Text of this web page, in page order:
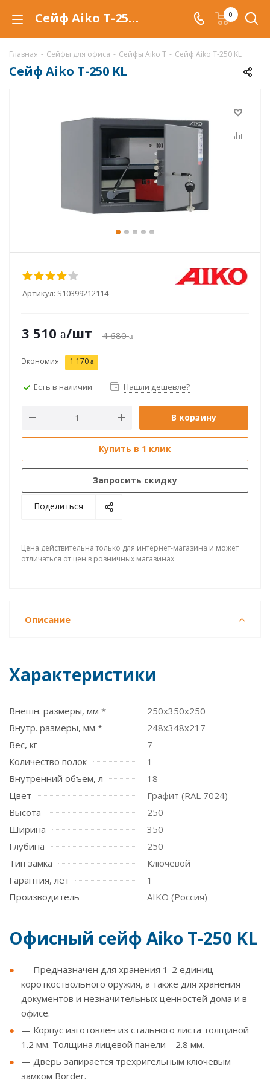
Сейф Aiko T-250 KL в Уфе купить со скидкой по низкой цене в интернет-магазине ValbergSafe.ru 0
Главная - Сейфы для офиса - Сейфы Aiko T - Сейф Aiko T-250 KL
Сейф Aiko T-250 KL
Артикул: S10399212114
3 510 /шт 4 680
Экономия 1 170
Есть в наличии Нашли дешевле?
В корзину
Купить в 1 клик
Запросить скидку
Поделиться
Цена действительна только для интернет-магазина и может
отличаться от цен в розничных магазинах
Описание
Характеристики
Внешн. размеры, мм *
250x350x250
Внутр. размеры, мм *
248x348x217
Вес, кг
7
Количество полок
1
Внутренний объем, л
18
Цвет
Графит (RAL 7024)
Высота
250
Ширина
350
Глубина
250
Тип замка
Ключевой
Гарантия, лет
1
Производитель
AIKO (Россия)
Офисный сейф Aiko T-250 KL
— Предназначен для хранения 1-2 единиц
короткоствольного оружия, а также для хранения
документов и незначительных ценностей дома и в
офисе.
— Корпус изготовлен из стального листа толщиной
1.2 мм. Толщина лицевой панели – 2.8 мм.
— Дверь запирается трёхригельным ключевым
замком Border.